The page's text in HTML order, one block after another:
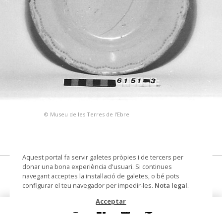
© Museu de les Terres de l'Ebre
plat pla
Datació 1960
Aquest portal fa servir galetes pròpies i de tercers per
donar una bona experiència d'usuari. Si continues
navegant acceptes la instal·lació de galetes, o bé pots
configurar el teu navegador per impedir-les. Nota legal.
Acceptar